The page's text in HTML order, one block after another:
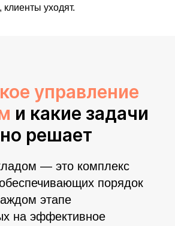
уходят.
управление
и какие задачи
решает
— это комплекс
порядок
этапе
на эффективное